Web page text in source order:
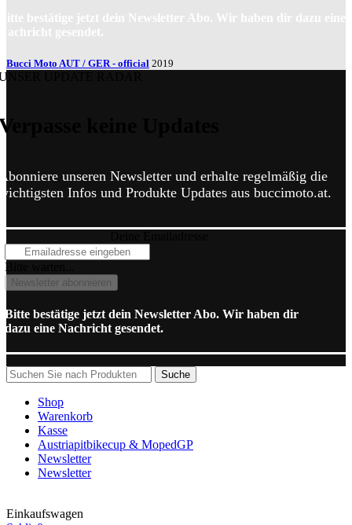
bestätige jetzt dein Newsletter Abo. Wir haben dir dazu eine
gesendet.
Bucci Moto AUT / GER - official 2019
UPDATE RADAR
keine Updates
unseren Newsletter und erhalte regelmäßig die
Infos und Produkte Updates aus buccimoto.at.
Bitte warten...
Newsletter abonnieren
Bitte bestätige jetzt dein Newsletter Abo. Wir haben dir
dazu eine Nachricht gesendet.
Suche
Shop
Warenkorb
Kasse
Austriapitbikecup & MopedGP
Newsletter
Newsletter
Einkaufswagen